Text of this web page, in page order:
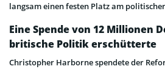
langsam einen festen Platz am
Eine Spende von 12 Millionen
britische Politik erschütterte
Christopher Harborne spendete der